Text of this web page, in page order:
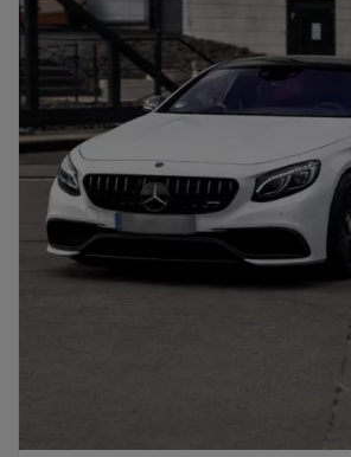
Porsche Lamborghini
McLaren Ford
Chevrolet
Wann
Zeitraum wählen